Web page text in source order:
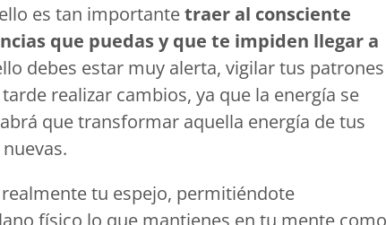
es tan importantetraer al consciente
que puedas y que te impiden llegar a
debes estar muy alerta, vigilar tus
realizar cambios, ya que la energía se
que transformar aquella energía de tus
tu espejo, permitiéndote
físico lo que mantienes en tu mente como